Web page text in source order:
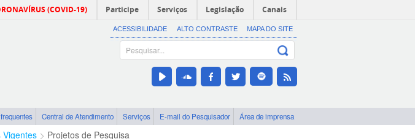
(COVID-19) Participe Serviços Legislação Canais
ACESSIBILIDADE ALTO CONTRASTE MAPA DO SITE
Central de Atendimento Serviços E-mail do Pesquisador Área de imprensa
Vigentes Projetos de Pesquisa